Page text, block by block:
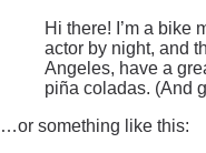
Hi there! I’m a bike
actor by night, and
Angeles, have a
piña coladas. (And
…or something like this: